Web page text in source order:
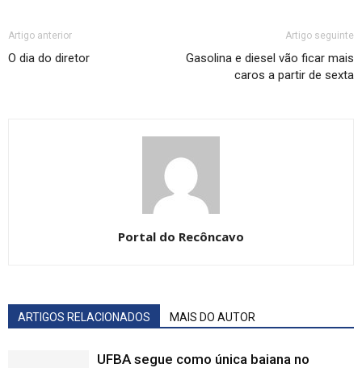
Artigo anterior
O dia do diretor
Artigo seguinte
Gasolina e diesel vão ficar mais
caros a partir de sexta
Portal do Recôncavo
ARTIGOS RELACIONADOS MAIS DO AUTOR
UFBA segue como única baiana no